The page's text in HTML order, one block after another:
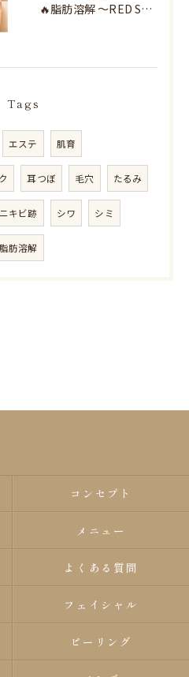
🔥脂肪溶解 〜RED SHOT〜🔥
Tags
エステ 肌育
耳つぼ 毛穴 たるみ
ニキビ跡 シワ シミ
脂肪溶解
コンセプト
メニュー
よくある質問
フェイシャル
ピーリング